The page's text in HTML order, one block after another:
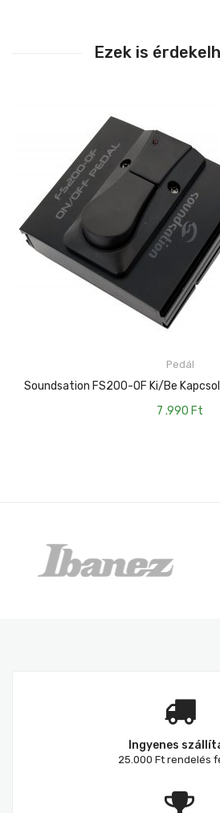
Ezek is
Pedál
7 .990 Ft
Ingyenes
25.000 Ft rendelés